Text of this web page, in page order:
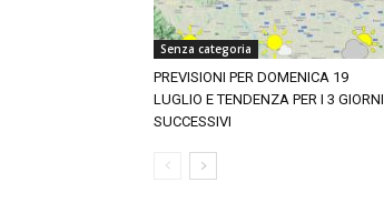
Senza categoria
PREVISIONI PER DOMENICA 19
LUGLIO E TENDENZA PER I 3 GIORNI
SUCCESSIVI